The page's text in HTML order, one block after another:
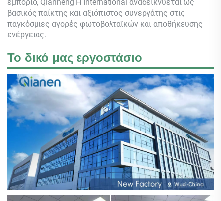
εμπόριο, Qianneng Η International αναδεικνύεται ως
βασικός παίκτης και αξιόπιστος συνεργάτης στις
παγκόσμιες αγορές φωτοβολταϊκών και αποθήκευσης
ενέργειας.
Το δικό μας εργοστάσιο